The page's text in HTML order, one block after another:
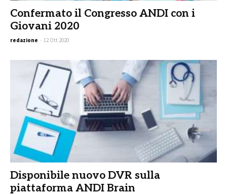
Confermato il Congresso ANDI con i
Giovani 2020
redazione - 12 Ott 2020
Disponibile nuovo DVR sulla
piattaforma ANDI Brain